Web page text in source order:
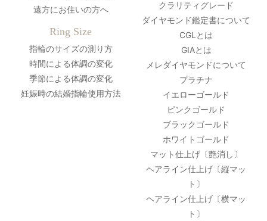
遠方にお住いの方へ
Ring Size
指輪のサイズの測り方
時間による体調の変化
季節による体調の変化
妊娠時の結婚指輪使用方法
クラリティグレード
ダイヤモンド鑑定書について
CGLとは
GIAとは
メレダイヤモンドについて
プラチナ
イエローゴールド
ピンクゴールド
ブラックゴールド
ホワイトゴールド
マット仕上げ〔艶消し〕
ヘアライン仕上げ〔縦マッ
ト〕
ヘアライン仕上げ〔横マッ
ト〕